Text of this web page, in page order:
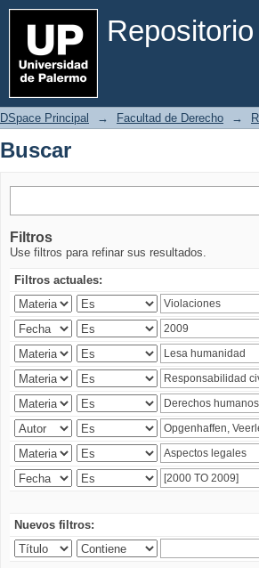
Buscar
DSpace Principal → Facultad de Derecho →
Buscar
Filtros
Use filtros para refinar sus resultados.
Filtros actuales:
Nuevos filtros: